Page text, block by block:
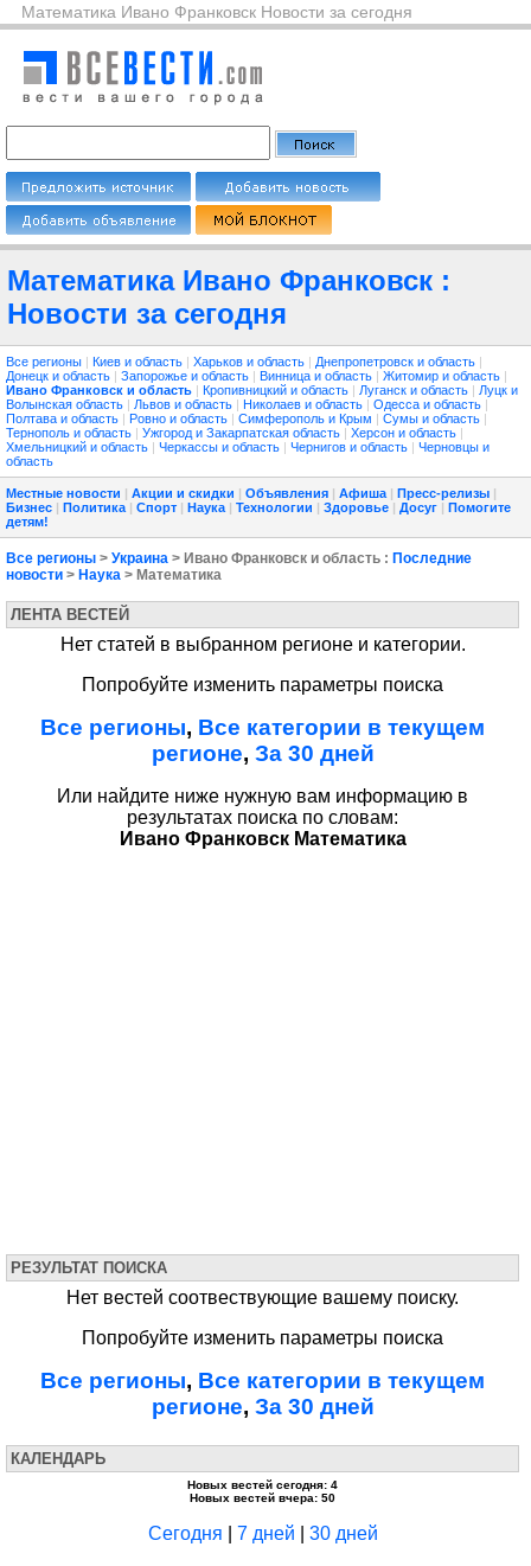
Математика Ивано Франковск Новости за сегодня
Математика Ивано Франковск :
Новости за сегодня
Все регионы | Киев и область | Харьков и область | Днепропетровск и область |
Донецк и область | Запорожье и область | Винница и область | Житомир и область |
Ивано Франковск и область | Кропивницкий и область | Луганск и область | Луцк и
Волынская область | Львов и область | Николаев и область | Одесса и область |
Полтава и область | Ровно и область | Симферополь и Крым | Сумы и область |
Тернополь и область | Ужгород и Закарпатская область | Херсон и область |
Хмельницкий и область | Черкассы и область | Чернигов и область | Черновцы и
область
Местные новости | Акции и скидки | Объявления | Афиша | Пресс-релизы |
Бизнес | Политика | Спорт | Наука | Технологии | Здоровье | Досуг | Помогите
детям!
Все регионы > Украина > Ивано Франковск и область : Последние
новости > Наука > Математика
ЛЕНТА ВЕСТЕЙ
Нет статей в выбранном регионе и категории.
Попробуйте изменить параметры поиска
Все регионы, Все категории в текущем
регионе, За 30 дней
Или найдите ниже нужную вам информацию в
результатах поиска по словам:
Ивано Франковск Математика
РЕЗУЛЬТАТ ПОИСКА
Нет вестей соотвествующие вашему поиску.
Попробуйте изменить параметры поиска
Все регионы, Все категории в текущем
регионе, За 30 дней
КАЛЕНДАРЬ
Новых вестей сегодня: 4
Новых вестей вчера: 50
Сегодня 7 дней 30 дней